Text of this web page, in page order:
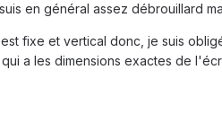
en général assez débrouillard
est fixe et vertical donc, je suis
a les dimensions exactes de